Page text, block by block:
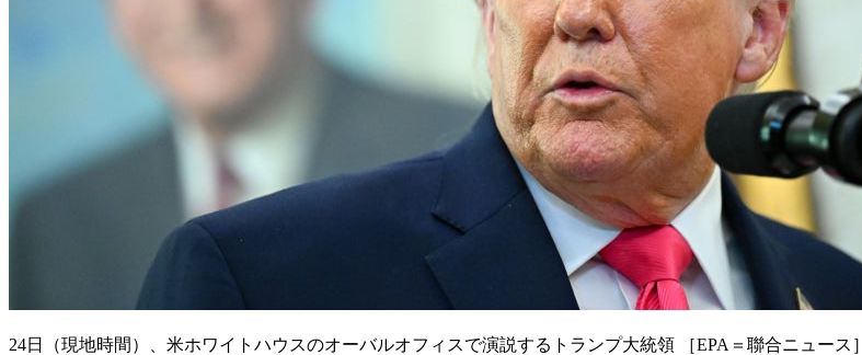
24日（現地時間）、米ホワイトハウスのオーバルオフィスで演説するトランプ大統領 ［EPA＝聯合ニュース］